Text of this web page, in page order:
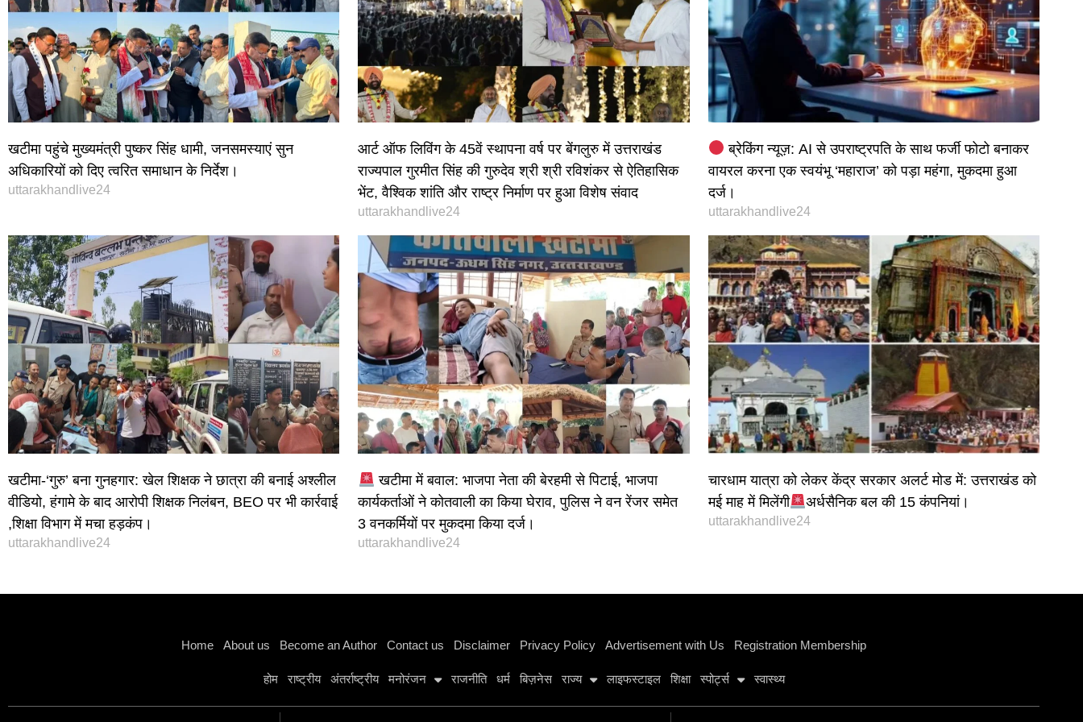
खटीमा पहुंचे मुख्यमंत्री पुष्कर सिंह धामी, जनसमस्याएं सुन
अधिकारियों को दिए त्वरित समाधान के निर्देश।
uttarakhandlive24
आर्ट ऑफ लिविंग के 45वें स्थापना वर्ष पर बेंगलुरु में उत्तराखंड
राज्यपाल गुरमीत सिंह की गुरुदेव श्री श्री रविशंकर से ऐतिहासिक
भेंट, वैश्विक शांति और राष्ट्र निर्माण पर हुआ विशेष संवाद
uttarakhandlive24
ब्रेकिंग न्यूज़: AI से उपराष्ट्रपति के साथ फर्जी फोटो बनाकर
वायरल करना एक स्वयंभू ‘महाराज’ को पड़ा महंगा, मुकदमा हुआ
दर्ज।
uttarakhandlive24
खटीमा-‘गुरु’ बना गुनहगार: खेल शिक्षक ने छात्रा की बनाई अश्लील
वीडियो, हंगामे के बाद आरोपी शिक्षक निलंबन, BEO पर भी कार्रवाई
,शिक्षा विभाग में मचा हड़कंप।
uttarakhandlive24
खटीमा में बवाल: भाजपा नेता की बेरहमी से पिटाई, भाजपा
कार्यकर्ताओं ने कोतवाली का किया घेराव, पुलिस ने वन रेंजर समेत
3 वनकर्मियों पर मुकदमा किया दर्ज।
uttarakhandlive24
चारधाम यात्रा को लेकर केंद्र सरकार अलर्ट मोड में: उत्तराखंड को
मई माह में मिलेंगी
अर्धसैनिक बल की 15 कंपनियां।
uttarakhandlive24
Home About us Become an Author Contact us Disclaimer Privacy Policy Advertisement with Us Registration Membership
होम राष्ट्रीय अंतर्राष्ट्रीय मनोरंजन राजनीति धर्म बिज़नेस राज्य लाइफस्टाइल शिक्षा स्पोर्ट्स स्वास्थ्य